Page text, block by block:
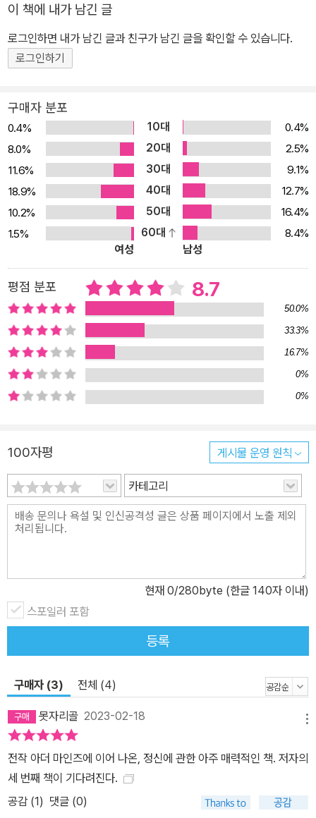
프리스미스는 눈을 들어 정신이란 무엇이고, 그것이 어떻게 생겨났는
가라는 질문을 마주한다. 그는 이 질문에 답하기 위해 우리와 함께 살
아가는 동물들, 곧 후생동물을 주목한다. 바다와 육지의 현장에서 만
난 동물들과 함께 동물의 역사, 생명의 작동 방식, 그리고 동물됨이라
끼를 풀어가는 여정과 그 길에서 만난 동물들 저자는 정신과 같은 내
면의 과정은 신체의 작용 그 자체라고 보고, 이 또한 신체와 함께 점진
적으로 진화하였음을 확인한다. 하지만 정확하게 어디서부터 정신이
나타났는지 알려면 얼마나 더 거슬러 올라가야 할까? 저자는 마음의
시작을 탐구하기 위해 아주 단순한 동물, 어쩌면 동물조차 아닌 단세
포 생물에서 시작한다. 그들은 시각이나 후각, 청각은 없지만 화학적
반응을 하며, 화학적 반응에 기반한 의사 결정을 한다. 이러한 세포의
반응과 동작이 우리가 아는 ‘정신’이 되는 때는 어디인지, 정신은 신체
의 어느 부분에 존재하는지, 우리들 생명체들은 얼마나 많은 마음을
가질 수 있는지를 탐구하기 시작한다. 저자는 여러 동물에 대한 학술
적 탐구를 하면서도, 다이빙을 하며 직접 그 동물들을 만난다. 저자가
가장 먼저 만나는 동물은 바닷속의 해면동물이다. 얼핏 나뭇가지나
돌처럼 보이는 이들은 다세포 생물이며 분명한 동물이다. 그들은 무
엇보다 세포 사이의 의사소통 방법 중 하나인 활동 전위를 지니고 있
어서 하나의 전체로서 활동할 수 있다. 하지만 보편적인 인식속의 동
물이라고 하기에는 그들이 할 수 있는 것이라곤 몸을 통해 물을 뿜어
놓았다. 저자가 다음으로 만난 산호, 말미잘, 해파리는 동작을 할 수
있는 존재들이다. 근육에 의한 움직임은 그들에게 주체가 되게 했고,
일종의 주체성을 갖게 하였다. 그 다음으로 만난 절지동물은 다양한
감각과 주체성을 진화시켰다. 새우, 게, 그리고 다른 갑각류들은 더듬
이와 부속지들을 갖고 있다. 그들은 다세포 수준에서 감지하고 동작
러한 종류의 감각은 동물의 삶에서 중요한 특성이다. 이것은 세상에
새로운 존재 방식을 만들어 냈다. 이는 새로운 의미에서의 관점, 즉 시
각의 성립을 수반한다.(책 속에서) <아더 마인즈>의 주제였던 문어
와의 관계는 이번 작품에서도 볼 수 있다. 저자는 이들을 보고 절지동
가 있는 것처럼 행동한다. 몸과 마음에 대한 질문들은 척추동물을 만
생각보다 약하다는 점. 뇌 활동에서 보이는 리드미컬한 전기적 패턴,
뇌에서 발생되는 일종의 전기장. 이런 것들은 것들은 어떤 의미가 있
을까? 우리와 긴 시간을 함께 해온 동물들을 어떻게 대해야 할까? 저
자는 우리들에게 해면동물이나 산호와 같은 동물들이 단지 우리보다
더 단순하다고 해서 더 원시적인 동물은 아니라고 반복해서 말한다.
이 책에 내가 남긴 글
로그인하면 내가 남긴 글과 친구가 남긴 글을 확인할 수 있습니다.
로그인하기
구매자 분포
0.4% 10대
0.4%
8.0%
20대
2.5%
11.6%
30대
9.1%
18.9%
40대
12.7%
10.2%
50대
16.4%
1.5%
60대
8.4%
여성
남성
평점 분포 8.7
50.0%
33.3%
16.7%
0%
0%
100자평 게시물 운영 원칙
카테고리
현재 0/280byte (한글 140자 이내)
스포일러 포함
등록
구매자 (3) 전체 (4)
못자리골 2023-02-18
전작 아더 마인즈에 이어 나온, 정신에 관한 아주 매력적인 책. 저자의
세 번째 책이 기다려진다.
공감 (1) 댓글 (0)